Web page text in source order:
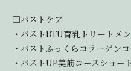
□バストケア
・バストBTU育乳トリートメ
・バストふっくらコラーゲン
・バストUP美筋コースショート